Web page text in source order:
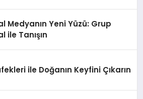
Medyanın Yeni Yüzü: Grup
ile Tanışın
ile Doğanın Keyfini Çıkarın